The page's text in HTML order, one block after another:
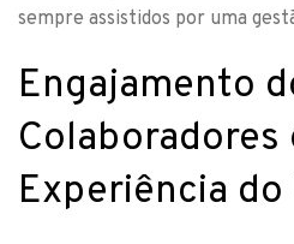
sempre assistidos por uma
Engajamento
Colaboradores
Experiência